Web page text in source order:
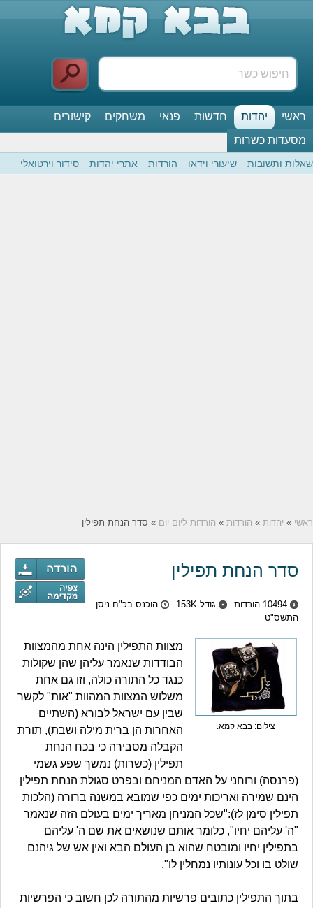
ראשי יהדות חדשות פנאי משחקים
קישורים
מסעדות כשרות
שאלות ותשובות שיעורי וידאו הורדות אתרי יהדות סידור וירטואלי
ראשי » יהדות » הורדות » הורדות ליום יום » סדר הנחת תפילין
סדר הנחת תפילין
10494 הורדות גודל 153K
הוכנס בכ"ח ניסן
התשס"ט
צילום: בבא קמא.
מצוות התפילין הינה אחת מהמצוות
הבודדות שנאמר עליהן שהן שקולות
כנגד כל התורה כולה, וזו גם אחת
משלוש המצוות המהוות "אות" לקשר
שבין עם ישראל לבורא (השתיים
האחרות הן ברית מילה ושבת), תורת
הקבלה מסבירה כי בכח הנחת
תפילין (כשרות) נמשך שפע גשמי
(פרנסה) ורוחני על האדם המניחם ובפרט סגולת הנחת תפילין
הינם שמירה ואריכות ימים כפי שמובא במשנה ברורה (הלכות
תפילין סימן לז):"שכל המניחן מאריך ימים בעולם הזה שנאמר
"ה' עליהם יחיו", כלומר אותם שנושאים את שם ה' עליהם
בתפילין יחיו ומובטח שהוא בן העולם הבא ואין אש של גיהנם
שולט בו וכל עונותיו נמחלין לו".
בתוך התפילין כתובים פרשיות מהתורה לכן חשוב כי הפרשיות